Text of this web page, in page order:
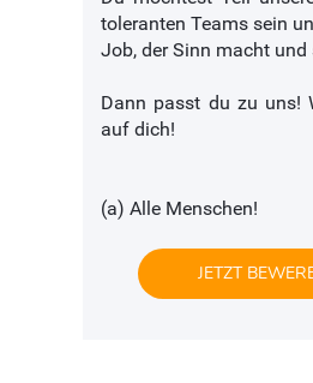
toleranten Teams sein
Job, der Sinn macht
Dann passt du zu uns!
auf dich!
(a) Alle Menschen!
JETZT